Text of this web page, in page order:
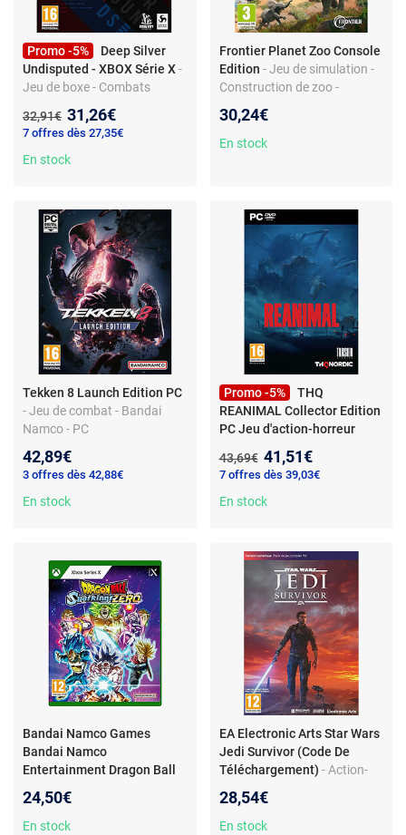
Promo -5%
Deep Silver
Undisputed - XBOX Série X-
Jeu de boxe - Combats
immersive - Création de
boxeur
Ancien prix :
32,91€ Nouveau prix :
31,26€
7 offres dès 27,35€
En stock
Frontier Planet Zoo Console
Edition - Jeu de simulation -
Construction de zoo -
jeu variés
30,24€
En stock
Tekken 8 Launch Edition PC
- Jeu de combat - Bandai
Namco - PC
42,89€
3 offres dès 42,88€
En stock
Promo -5%
THQ
REANIMAL Collector Edition
PC Jeu d'action-horreur
Collector Edition - Co-op
Action Horror par Tarsier
Studios
Ancien prix :
43,69€ Nouveau prix :
41,51€
7 offres dès 39,03€
En stock
Bandai Namco Games
Bandai Namco
Entertainment Dragon Ball
combat dynamique - Basé
sur la série Budokai Tenkaichi
24,50€
En stock
EA Electronic Arts Star Wars
Jedi Survivor (Code De
Téléchargement) - Action-
Combats et exploration -
Continuation de Jedi Fallen
28,54€
En stock